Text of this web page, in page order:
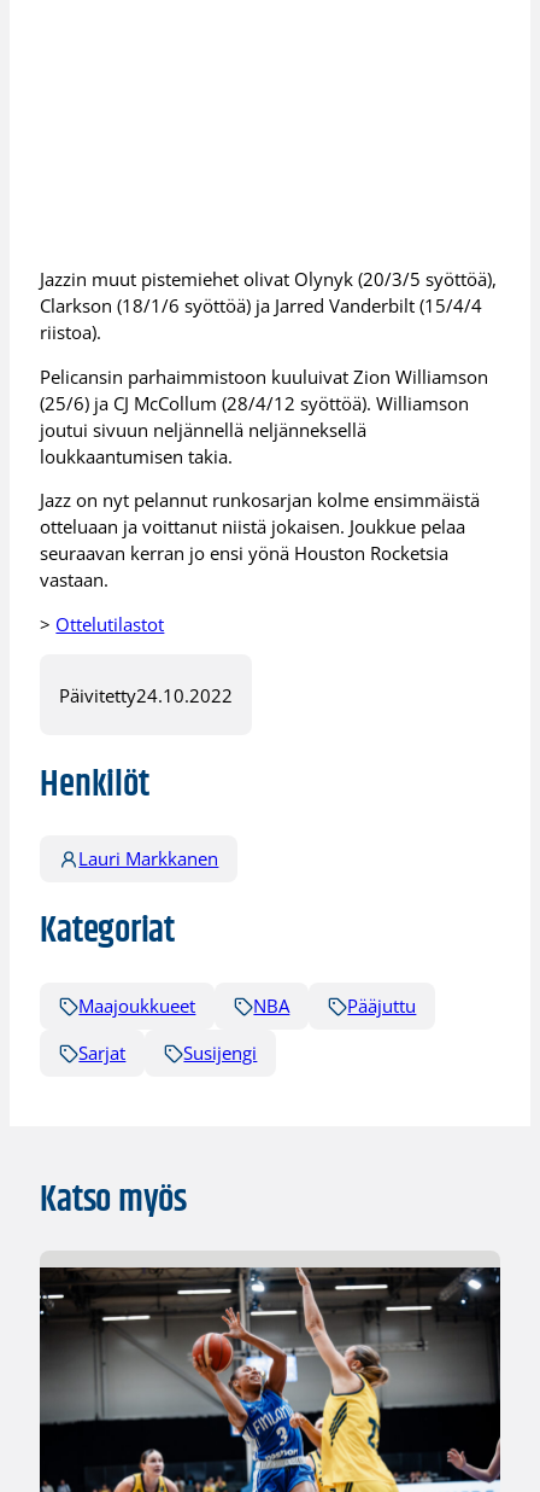
Jazzin muut pistemiehet olivat Olynyk (20/3/5 syöttöä),
Clarkson (18/1/6 syöttöä) ja Jarred Vanderbilt (15/4/4
riistoa).
Pelicansin parhaimmistoon kuuluivat Zion Williamson
(25/6) ja CJ McCollum (28/4/12 syöttöä). Williamson
joutui sivuun neljännellä neljänneksellä
loukkaantumisen takia.
Jazz on nyt pelannut runkosarjan kolme ensimmäistä
otteluaan ja voittanut niistä jokaisen. Joukkue pelaa
seuraavan kerran jo ensi yönä Houston Rocketsia
vastaan.
> Ottelutilastot
Päivitetty24.10.2022
Henkilöt
Lauri Markkanen
Kategoriat
Maajoukkueet NBA
Pääjuttu
Sarjat
Susijengi
Katso myös